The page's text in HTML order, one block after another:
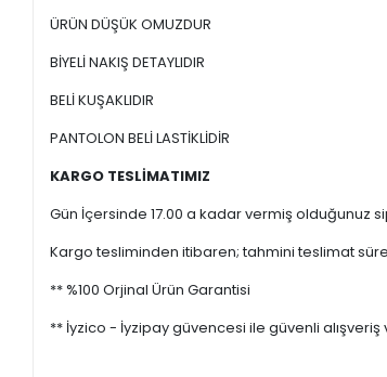
ÜRÜN DÜŞÜK OMUZDUR
BİYELİ NAKIŞ DETAYLIDIR
BELİ KUŞAKLIDIR
PANTOLON BELİ LASTİKLİDİR
KARGO TESLİMATIMIZ
Gün İçersinde 17.00 a kadar vermiş olduğunuz
Kargo tesliminden itibaren; tahmini teslimat
** %100 Orjinal Ürün Garantisi
** İyzico - İyzipay güvencesi ile güvenli alışveriş